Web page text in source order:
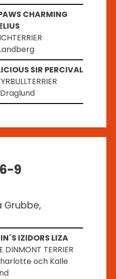
CHARMING
SIR PERCIVAL
9
Grubbe,
IZIDORS LIZA
DINMONT TERRIER
och Kalle